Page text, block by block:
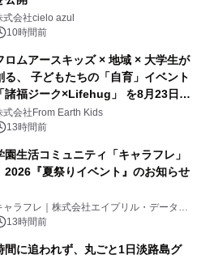
式会社cielo azul
10時間前
ロムアースキッズ × 地域 × 大学生が
る、 子どもたちの「自育」イベント
「諸福ジーク×Lifehug」 を8月23日
)開催
式会社From Earth Kids
13時間前
園生活コミュニティ「キャラフレ」
｜2026『夏祭りイベント』のお知らせ
ャラフレ｜株式会社エイプリル・データ・
ザインズ
13時間前
間に追われず、丸ごと1日淡路島グ